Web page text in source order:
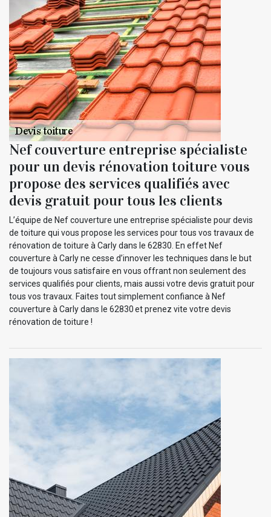
Nef couverture entreprise spécialiste
pour un devis rénovation toiture vous
propose des services qualifiés avec
devis gratuit pour tous les clients
L’équipe de Nef couverture une entreprise spécialiste pour devis
de toiture qui vous propose les services pour tous vos travaux de
rénovation de toiture à Carly dans le 62830. En effet Nef
couverture à Carly ne cesse d’innover les techniques dans le but
de toujours vous satisfaire en vous offrant non seulement des
services qualifiés pour clients, mais aussi votre devis gratuit pour
tous vos travaux. Faites tout simplement confiance à Nef
couverture à Carly dans le 62830 et prenez vite votre devis
rénovation de toiture !